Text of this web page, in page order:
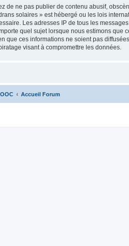
de ne pas publier de contenu abusif,
solaires » est hébergé ou les lois
Les adresses IP de tous les
quel sujet lorsque nous estimons que
que ces informations ne soient pas
visant à compromettre les données.
Accueil Forum